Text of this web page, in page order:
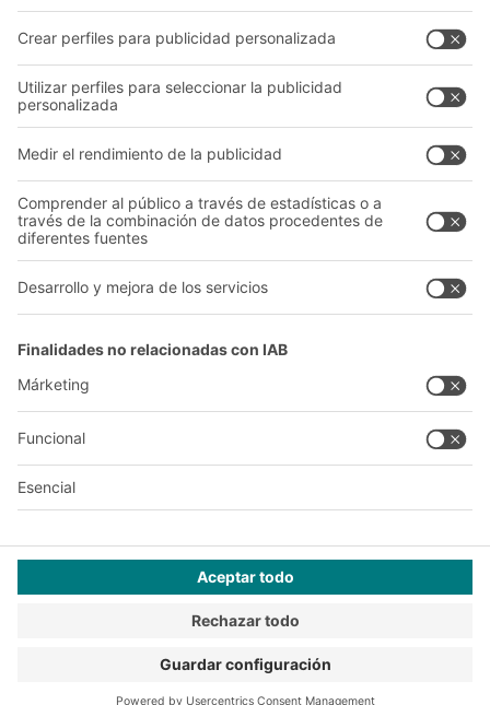
Catálogo General
Documentos para descargar
Formulario de contacto
Quiénes somos
Nuestra red global
Centros de producción
Follow us
ABIT OF
Diseño y realización
comercio y las profesiones liberales para su uso en actividades
independientes, profesionales o comerciales.
Condiciones generales de venta y suministro
Configuración de privacidad